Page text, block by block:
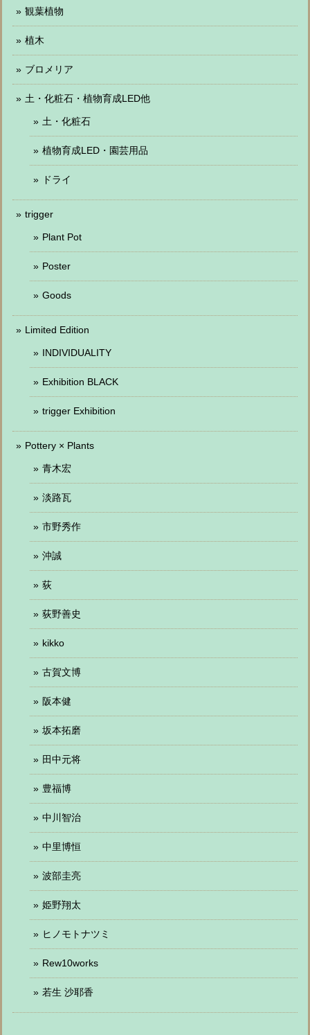
観葉植物
植木
ブロメリア
土・化粧石・植物育成LED他
土・化粧石
植物育成LED・園芸用品
ドライ
trigger
Plant Pot
Poster
Goods
Limited Edition
INDIVIDUALITY
Exhibition BLACK
trigger Exhibition
Pottery × Plants
青木宏
淡路瓦
市野秀作
沖誠
荻
荻野善史
kikko
古賀文博
阪本健
坂本拓磨
田中元将
豊福博
中川智治
中里博恒
波部圭亮
姫野翔太
ヒノモトナツミ
Rew10works
若生 沙耶香